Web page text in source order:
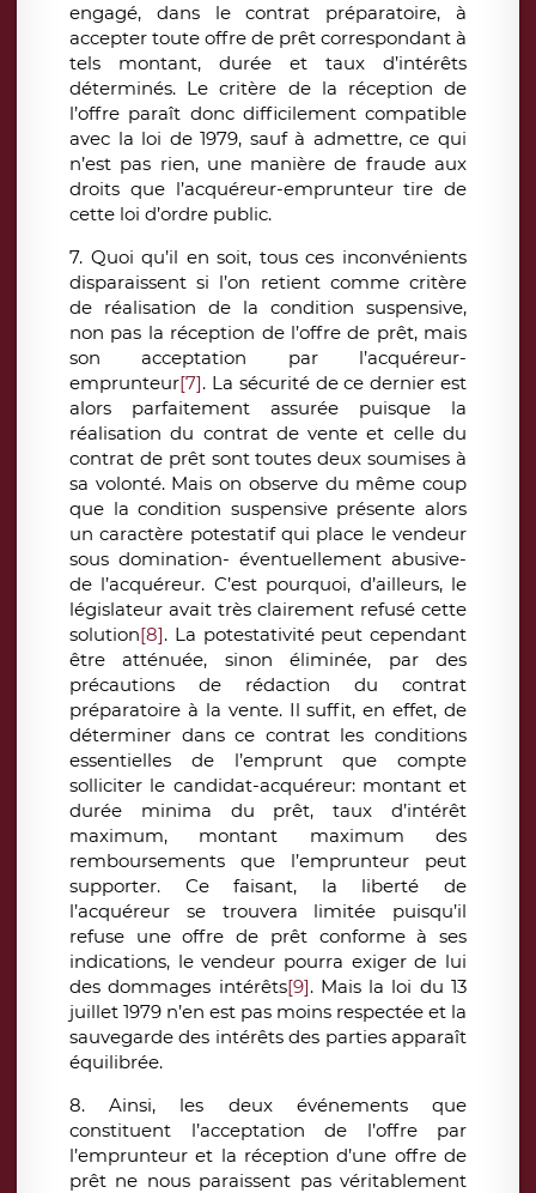
engagé, dans le contrat préparatoire, à
accepter toute offre de prêt correspondant à
tels montant, durée et taux d’intérêts
déterminés. Le critère de la réception de
l’offre paraît donc difficilement compatible
avec la loi de 1979, sauf à admettre, ce qui
n’est pas rien, une manière de fraude aux
droits que l’acquéreur-emprunteur tire de
cette loi d’ordre public.
7. Quoi qu’il en soit, tous ces inconvénients
disparaissent si l’on retient comme critère
de réalisation de la condition suspensive,
non pas la réception de l’offre de prêt, mais
son acceptation par l’acquéreur-
emprunteur[7]. La sécurité de ce dernier est
alors parfaitement assurée puisque la
réalisation du contrat de vente et celle du
contrat de prêt sont toutes deux soumises à
sa volonté. Mais on observe du même coup
que la condition suspensive présente alors
un caractère potestatif qui place le vendeur
sous domination- éventuellement abusive-
de l’acquéreur. C’est pourquoi, d’ailleurs, le
législateur avait très clairement refusé cette
solution[8]. La potestativité peut cependant
être atténuée, sinon éliminée, par des
précautions de rédaction du contrat
préparatoire à la vente. Il suffit, en effet, de
déterminer dans ce contrat les conditions
essentielles de l’emprunt que compte
solliciter le candidat-acquéreur: montant et
durée minima du prêt, taux d’intérêt
maximum, montant maximum des
remboursements que l’emprunteur peut
supporter. Ce faisant, la liberté de
l’acquéreur se trouvera limitée puisqu’il
refuse une offre de prêt conforme à ses
indications, le vendeur pourra exiger de lui
des dommages intérêts[9]. Mais la loi du 13
juillet 1979 n’en est pas moins respectée et la
sauvegarde des intérêts des parties apparaît
équilibrée.
8. Ainsi, les deux événements que
constituent l’acceptation de l’offre par
l’emprunteur et la réception d’une offre de
prêt ne nous paraissent pas véritablement